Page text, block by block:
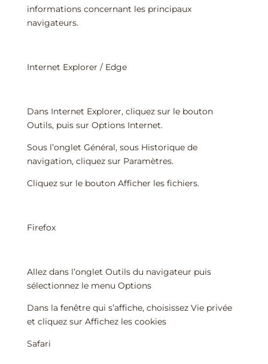
informations concernant les principaux
navigateurs.
Internet Explorer / Edge
Dans Internet Explorer, cliquez sur le bouton
Outils, puis sur Options Internet.
Sous l’onglet Général, sous Historique de
navigation, cliquez sur Paramètres.
Cliquez sur le bouton Afficher les fichiers.
Firefox
Allez dans l’onglet Outils du navigateur puis
sélectionnez le menu Options
Dans la fenêtre qui s’affiche, choisissez Vie privée
et cliquez sur Affichez les cookies
Safari